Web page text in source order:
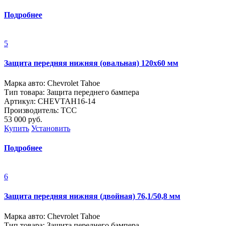
Подробнее
5
Защита передняя нижняя (овальная) 120х60 мм
Марка авто: Chevrolet Tahoe
Тип товара: Защита переднего бампера
Артикул: CHEVTAH16-14
Производитель: ТСС
53 000 руб.
Купить Установить
Подробнее
6
Защита передняя нижняя (двойная) 76,1/50,8 мм
Марка авто: Chevrolet Tahoe